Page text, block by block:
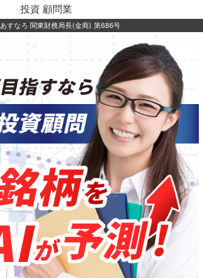
投資 顧問業